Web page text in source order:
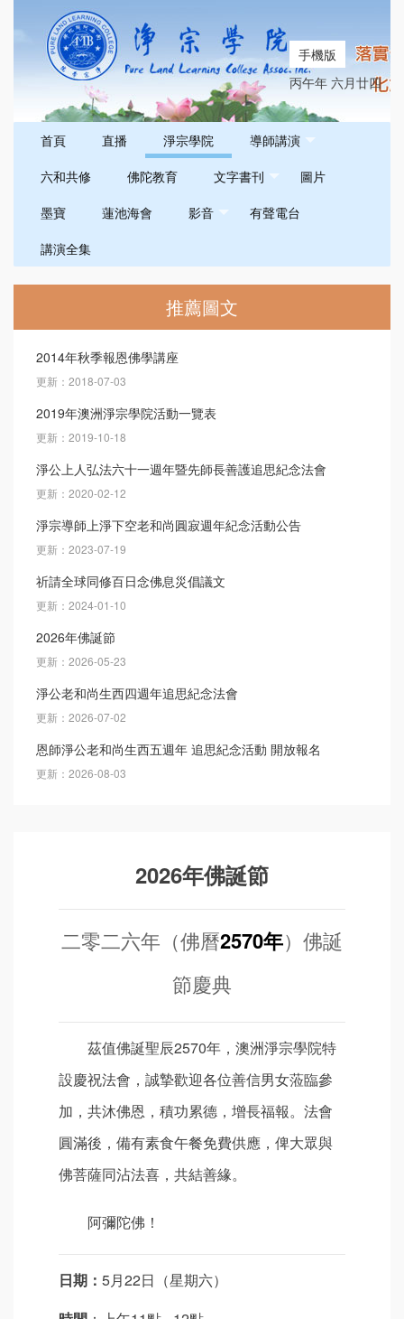
手機版
丙午年 六月廿四
首頁 直播 淨宗學院
導師講演
六和共修
佛陀教育 文字書刊
圖片
墨寶
蓮池海會 影音
有聲電台
講演全集
推薦圖文
2014年秋季報恩佛學講座
更新：2018-07-03
2019年澳洲淨宗學院活動一覽表
更新：2019-10-18
淨公上人弘法六十一週年暨先師長善護追思紀念法會
更新：2020-02-12
淨宗導師上淨下空老和尚圓寂週年紀念活動公告
更新：2023-07-19
祈請全球同修百日念佛息災倡議文
更新：2024-01-10
2026年佛誕節
更新：2026-05-23
淨公老和尚生西四週年追思紀念法會
更新：2026-07-02
恩師淨公老和尚生西五週年 追思紀念活動 開放報名
更新：2026-08-03
2026年佛誕節
二零二六年（佛曆2570年）佛誕
節慶典
茲值佛誕聖辰2570年，澳洲淨宗學院特
設慶祝法會，誠摯歡迎各位善信男女蒞臨參
加，共沐佛恩，積功累德，增長福報。法會
圓滿後，備有素食午餐免費供應，俾大眾與
佛菩薩同沾法喜，共結善緣。
阿彌陀佛！
日期： 5月22日（星期六）